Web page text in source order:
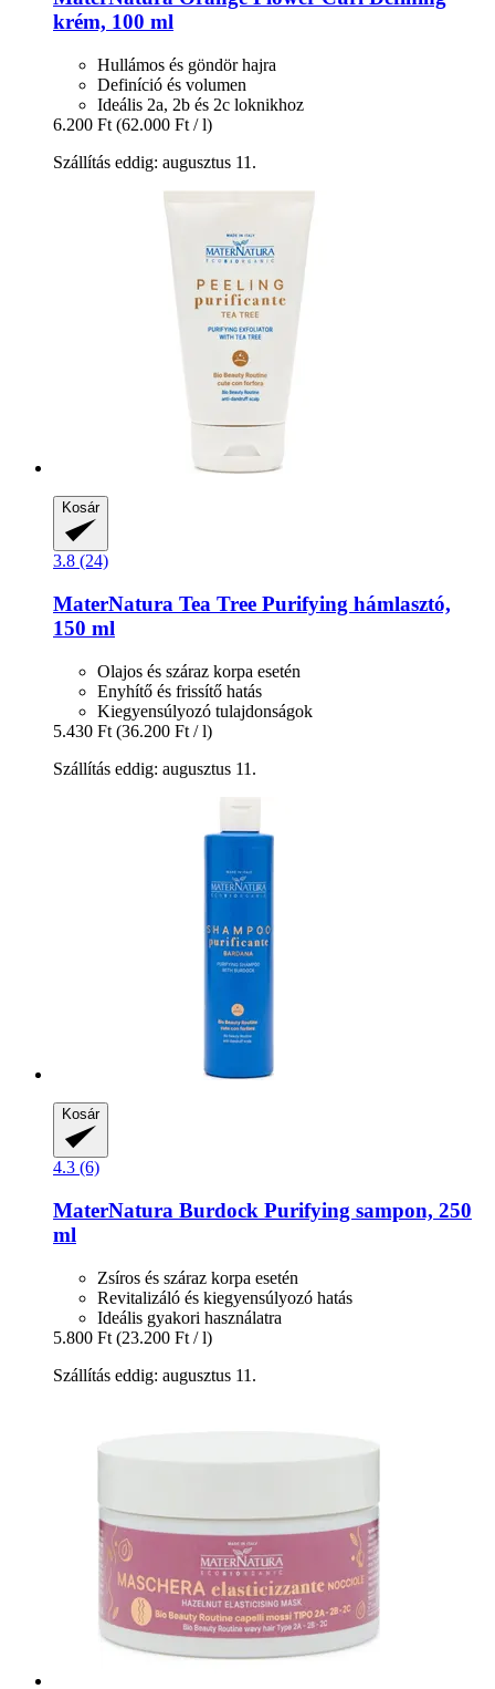
krém, 100 ml
Hullámos és göndör hajra
Definíció és volumen
Ideális 2a, 2b és 2c loknikhoz
6.200 Ft (62.000 Ft / l)
Szállítás eddig: augusztus 11.
Kosár
3.8 (24)
MaterNatura Tea Tree Purifying hámlasztó,
150 ml
Olajos és száraz korpa esetén
Enyhítő és frissítő hatás
Kiegyensúlyozó tulajdonságok
5.430 Ft (36.200 Ft / l)
Szállítás eddig: augusztus 11.
Kosár
4.3 (6)
MaterNatura Burdock Purifying sampon, 250
ml
Zsíros és száraz korpa esetén
Revitalizáló és kiegyensúlyozó hatás
Ideális gyakori használatra
5.800 Ft (23.200 Ft / l)
Szállítás eddig: augusztus 11.